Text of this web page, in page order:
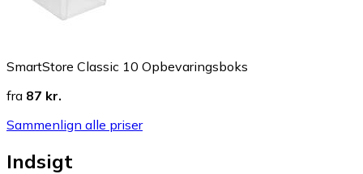
SmartStore Classic 10 Opbevaringsboks
fra 87 kr.
Sammenlign alle priser
Indsigt